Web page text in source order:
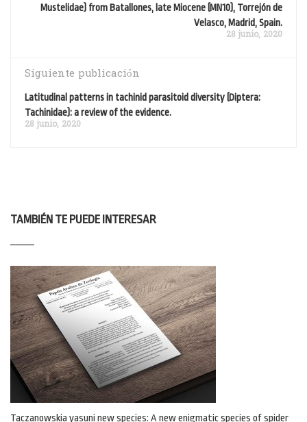
Mustelidae) from Batallones, late Miocene (MN10), Torrejón de
Velasco, Madrid, Spain.
28 junio, 2020
Siguiente publicación
Latitudinal patterns in tachinid parasitoid diversity (Diptera:
Tachinidae): a review of the evidence.
28 junio, 2020
TAMBIÉN TE PUEDE INTERESAR
Taczanowskia yasuni new species: A new enigmatic species of spider